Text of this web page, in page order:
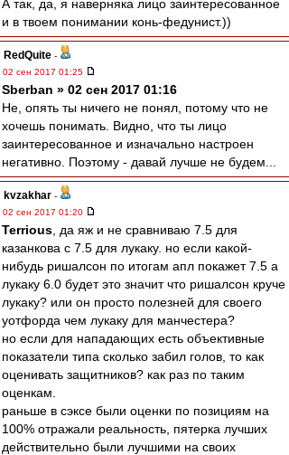
А так, да, я наверняка лицо заинтересованное
и в твоем понимании конь-федунист.))
RedQuite -
02 сен 2017 01:25
Sberban » 02 сен 2017 01:16
Не, опять ты ничего не понял, потому что не
хочешь понимать. Видно, что ты лицо
заинтересованное и изначально настроен
негативно. Поэтому - давай лучше не будем...
kvzakhar -
02 сен 2017 01:20
Terrious , да яж и не сравниваю 7.5 для
казанкова с 7.5 для лукаку. но если какой-
нибудь ришалсон по итогам апл покажет 7.5 а
лукаку 6.0 будет это значит что ришалсон круче
лукаку? или он просто полезней для своего
уотфорда чем лукаку для манчестера?
но если для нападающих есть объективные
показатели типа сколько забил голов, то как
оценивать защитников? как раз по таким
оценкам.
раньше в сэксе были оценки по позициям на
100% отражали реальность, пятерка лучших
действительно были лучшими на своих